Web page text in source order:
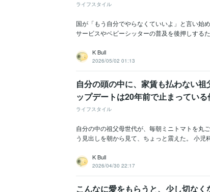
ライフスタイル
国が「もう自分でやらなくていいよ」と言い始
サービスやベビーシッターの普及を後押しする
K Bull
2026/05/02 01:13
自分の頭の中に、家賃も払わない
ップデートは20年前で止まってい
ライフスタイル
自分の中の祖父母世代が、毎朝ミニトマトを
う見出しを朝から見て、ちょっと震えた。 小
K Bull
2026/04/30 22:17
こんなに愛をもらうと、少し切なく